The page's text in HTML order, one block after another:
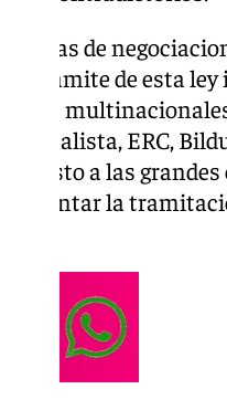
horas de
trámite de esta
de las
ERC,
a las
a intentar la